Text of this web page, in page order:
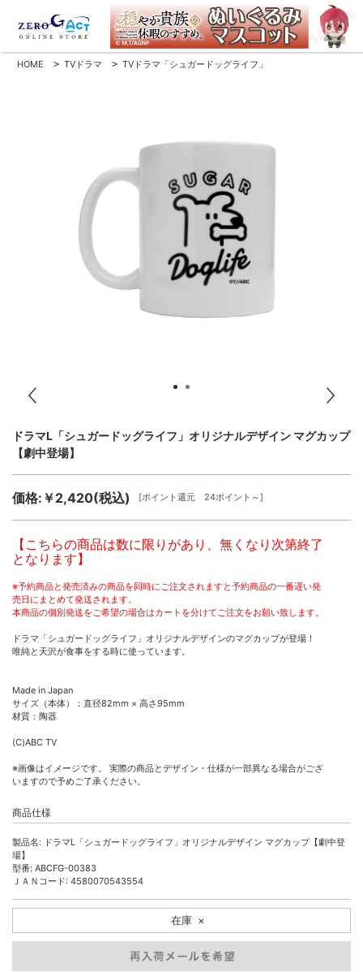
HOME > TVドラマ > TVドラマ「シュガードッグライフ」
ドラマL「シュガードッグライフ」オリジナルデザイン マグカップ
【劇中登場】
価格:￥2,420(税込) [ポイント還元 24ポイント～]
【こちらの商品は数に限りがあり、無くなり次第終了
となります】
※予約商品と発売済みの商品を同時にご注文されますと予約商品の一番遅い発
売日にまとめて発送されます。
本商品の個別発送をご希望の場合はカートを分けてご注文をお願い致します。
ドラマ「シュガードッグライフ」オリジナルデザインのマグカップが登場！
唯純と天沢が食事をする時に使っています。
Made in Japan
サイズ（本体）：直径82mm × 高さ95mm
材質：陶器
(C)ABC TV
※画像はイメージです。 実際の商品とデザイン・仕様が一部異なる場合がござ
いますので予めご了承ください。
商品仕様
製品名: ドラマL「シュガードッグライフ」オリジナルデザイン マグカップ【劇中登
場】
型番: ABCFG-00383
ＪＡＮコード: 4580070543554
在庫 ×